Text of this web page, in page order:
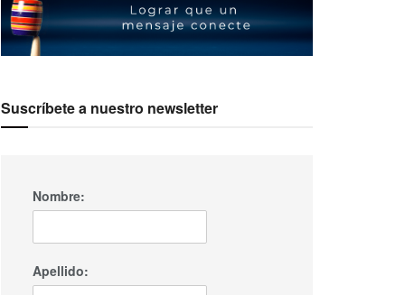
Suscríbete a nuestro newsletter
Nombre:
Apellido: